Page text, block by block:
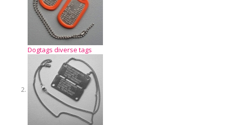
Dogtags diverse tags